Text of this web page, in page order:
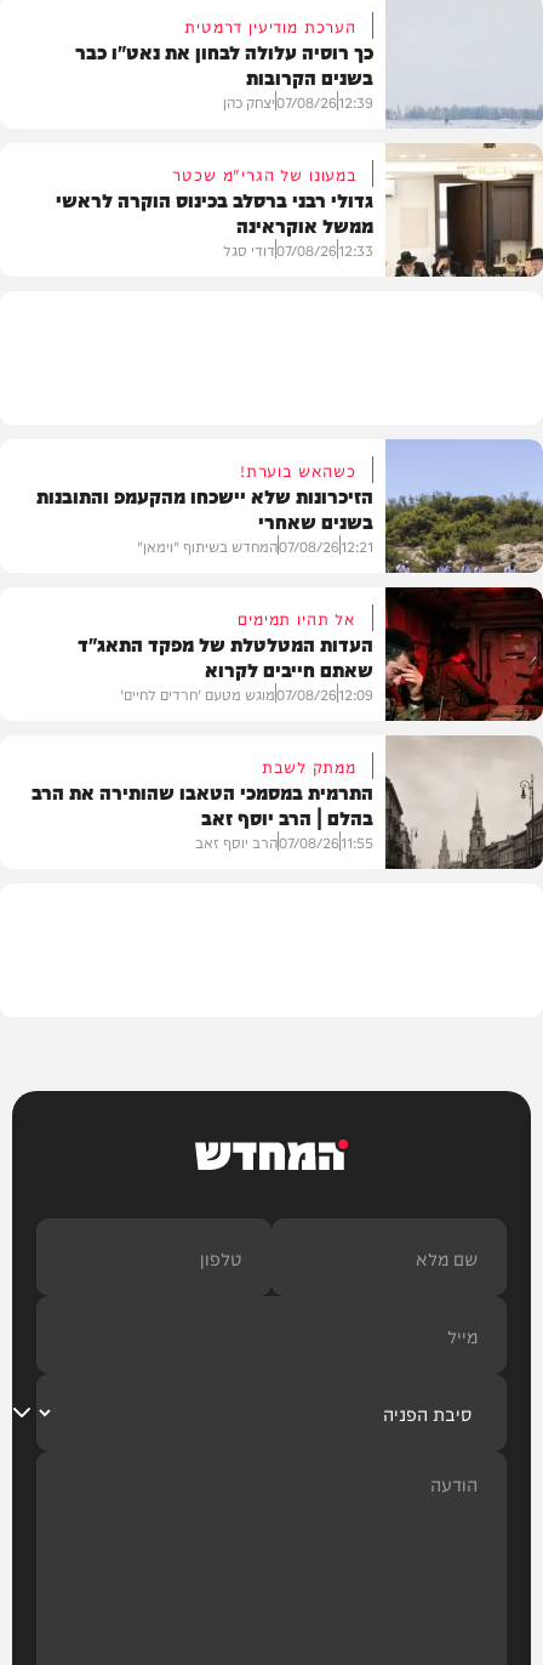
הערכת מודיעין דרמטית
כך רוסיה עלולה לבחון את נאט"ו כבר
בשנים הקרובות
12:39
07/08/26יצחק כהן
במעונו של הגרי"מ שכטר
גדולי רבני ברסלב בכינוס הוקרה לראשי
ממשל אוקראינה
12:33
07/08/26דודי סגל
וידאו
כשהאש בוערת!
הזיכרונות שלא יישכחו מהקעמפ והתובנות
בשנים שאחרי
12:21
07/08/26המחדש בשיתוף "וימאן"
דעות
אל תהיו תמימים
העדות המטלטלת של מפקד התאג"ד
שאתם חייבים לקרוא
12:09
07/08/26מוגש מטעם 'חרדים לחיים'
ממתק לשבת
התרמית במסמכי הטאבו שהותירה את הרב
בהלם | הרב יוסף זאב
11:55
07/08/26הרב יוסף זאב
המחדש